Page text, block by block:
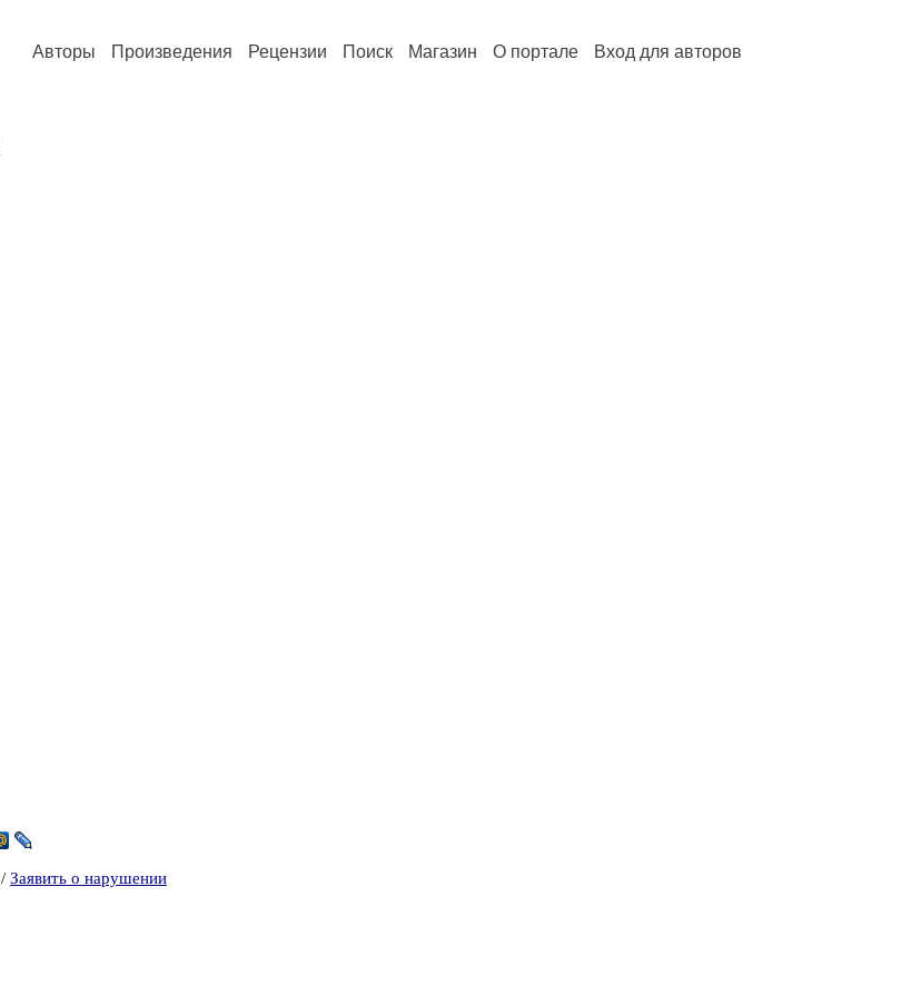
Авторы Произведения Рецензии Поиск Магазин О портале Вход для авторов
/ Заявить о нарушении